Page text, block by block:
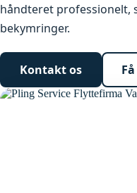
håndteret professionelt,
bekymringer.
Kontakt os